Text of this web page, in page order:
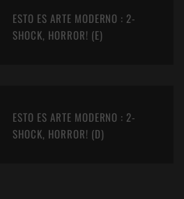
ESTO ES ARTE MODERNO : 2-
SHOCK, HORROR! (E)
ESTO ES ARTE MODERNO : 2-
SHOCK, HORROR! (D)